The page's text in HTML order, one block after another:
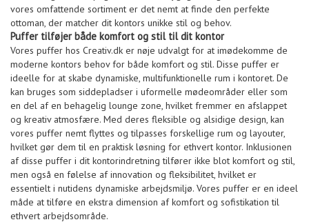
vores omfattende sortiment er det nemt at finde den perfekte
ottoman, der matcher dit kontors unikke stil og behov.
Puffer tilføjer både komfort og stil til dit kontor
Vores puffer hos Creativ.dk er nøje udvalgt for at imødekomme de
moderne kontors behov for både komfort og stil. Disse puffer er
ideelle for at skabe dynamiske, multifunktionelle rum i kontoret. De
kan bruges som siddepladser i uformelle mødeområder eller som
en del af en behagelig lounge zone, hvilket fremmer en afslappet
og kreativ atmosfære. Med deres fleksible og alsidige design, kan
vores puffer nemt flyttes og tilpasses forskellige rum og layouter,
hvilket gør dem til en praktisk løsning for ethvert kontor. Inklusionen
af disse puffer i dit kontorindretning tilfører ikke blot komfort og stil,
men også en følelse af innovation og fleksibilitet, hvilket er
essentielt i nutidens dynamiske arbejdsmiljø. Vores puffer er en ideel
måde at tilføre en ekstra dimension af komfort og sofistikation til
ethvert arbejdsområde.